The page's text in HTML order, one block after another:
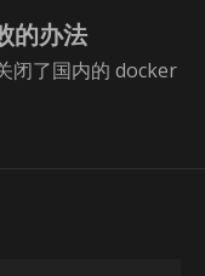
的办法
闭了国内的 docker